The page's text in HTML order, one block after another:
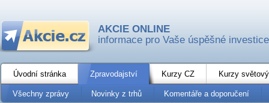
AKCIE ONLINE
informace pro Vaše úspěšné investice
Úvodní stránka Zpravodajství Kurzy CZ Kurzy
Všechny zprávy Novinky z trhů Komentáře a doporučení